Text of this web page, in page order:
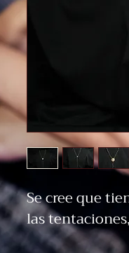
Se cree que
las